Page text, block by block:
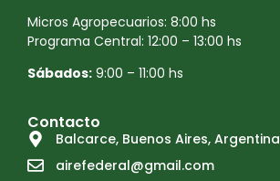
Micros Agropecuarios: 8:00 hs
Programa Central: 12:00 – 13:00 hs
Sábados: 9:00 – 11:00 hs
Contacto
Balcarce, Buenos Aires, Argentina
airefederal@gmail.com